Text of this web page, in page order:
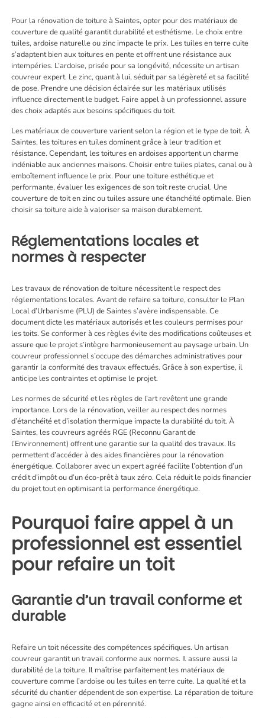
Pour la rénovation de toiture à Saintes, opter pour des matériaux de
couverture de qualité garantit durabilité et esthétisme. Le choix entre
tuiles, ardoise naturelle ou zinc impacte le prix. Les tuiles en terre cuite
s’adaptent bien aux toitures en pente et offrent une résistance aux
intempéries. L’ardoise, prisée pour sa longévité, nécessite un artisan
couvreur expert. Le zinc, quant à lui, séduit par sa légèreté et sa facilité
de pose. Prendre une décision éclairée sur les matériaux utilisés
influence directement le budget. Faire appel à un professionnel assure
des choix adaptés aux besoins spécifiques du toit.
Les matériaux de couverture varient selon la région et le type de toit. À
Saintes, les toitures en tuiles dominent grâce à leur tradition et
résistance. Cependant, les toitures en ardoises apportent un charme
indéniable aux anciennes maisons. Choisir entre tuiles plates, canal ou à
emboîtement influence le prix. Pour une toiture esthétique et
performante, évaluer les exigences de son toit reste crucial. Une
couverture de toit en zinc ou tuiles assure une étanchéité optimale. Bien
choisir sa toiture aide à valoriser sa maison durablement.
Réglementations locales et
normes à respecter
Les travaux de rénovation de toiture nécessitent le respect des
réglementations locales. Avant de refaire sa toiture, consulter le Plan
Local d’Urbanisme (PLU) de Saintes s’avère indispensable. Ce
document dicte les matériaux autorisés et les couleurs permises pour
les toits. Se conformer à ces règles évite des modifications coûteuses et
assure que le projet s’intègre harmonieusement au paysage urbain. Un
couvreur professionnel s’occupe des démarches administratives pour
garantir la conformité des travaux effectués. Grâce à son expertise, il
anticipe les contraintes et optimise le projet.
Les normes de sécurité et les règles de l’art revêtent une grande
importance. Lors de la rénovation, veiller au respect des normes
d’étanchéité et d’isolation thermique impacte la durabilité du toit. À
Saintes, les couvreurs agréés RGE (Reconnu Garant de
l’Environnement) offrent une garantie sur la qualité des travaux. Ils
permettent d’accéder à des aides financières pour la rénovation
énergétique. Collaborer avec un expert agréé facilite l’obtention d’un
crédit d’impôt ou d’un éco-prêt à taux zéro. Cela réduit le poids financier
du projet tout en optimisant la performance énergétique.
Pourquoi faire appel à un
professionnel est essentiel
pour refaire un toit
Garantie d’un travail conforme et
durable
Refaire un toit nécessite des compétences spécifiques. Un artisan
couvreur garantit un travail conforme aux normes. Il assure aussi la
durabilité de la toiture. Il maîtrise parfaitement les matériaux de
couverture comme l’ardoise ou les tuiles en terre cuite. La qualité et la
sécurité du chantier dépendent de son expertise. La réparation de toiture
gagne ainsi en efficacité et en pérennité.